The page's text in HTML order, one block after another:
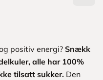
positiv energi?Snækk
alle har 100%
tilsatt sukker. Den